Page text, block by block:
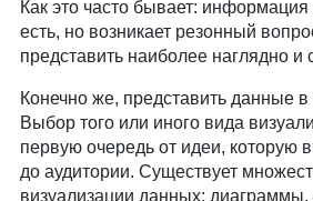
Как это часто бывает:
есть, но возникает резонный
представить наиболее наглядно и
Конечно же, представить данные
Выбор того или иного вида
первую очередь от идеи, которую
до аудитории. Существует
визуализации данных: